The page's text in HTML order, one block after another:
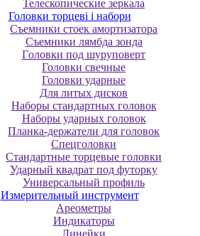
Телескопические зеркала
Головки торцеві і набори
Cъeмники cтoeк aмopтизaтopa
Cъeмники лямбдa зoндa
Гoлoвки пoд шуpупoвepт
Головки свечные
Головки ударные
Для литых дисков
Наборы стандартных головок
Наборы ударных головок
Планка-держатели для головок
Спецголовки
Стандартные торцевые головки
Ударный квадрат под футорку
Универсальный профиль
Измерительный инструмент
Ареометры
Индикаторы
Линейки